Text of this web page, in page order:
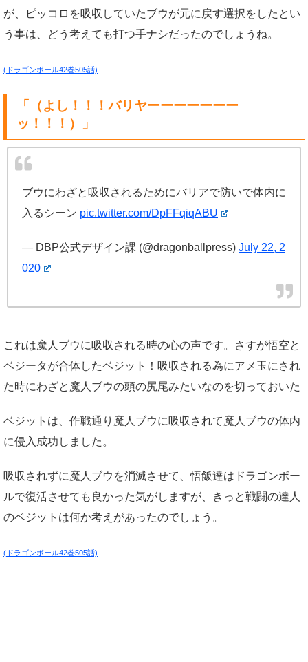
が、ピッコロを吸収していたブウが元に戻す選択をしたとい
う事は、どう考えても打つ手ナシだったのでしょうね。
(ドラゴンボール42巻505話)
「（よし！！！バリヤーーーーーーー
ッ！！！）」
ブウにわざと吸収されるためにバリアで防いで体内に
入るシーン pic.twitter.com/DpFFqiqABU
— DBP公式デザイン課 (@dragonballpress) July 22, 2
020
これは魔人ブウに吸収される時の心の声です。さすが悟空と
ベジータが合体したベジット！吸収される為にアメ玉にされ
た時にわざと魔人ブウの頭の尻尾みたいなのを切っておいた
ベジットは、作戦通り魔人ブウに吸収されて魔人ブウの体内
に侵入成功しました。
吸収されずに魔人ブウを消滅させて、悟飯達はドラゴンボー
ルで復活させても良かった気がしますが、きっと戦闘の達人
のベジットは何か考えがあったのでしょう。
(ドラゴンボール42巻505話)